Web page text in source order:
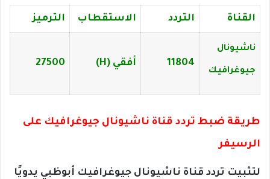
القناة التردد الاستقطاب الترميز
ناشيونال
جيوغرافيك
11804 أفقي (H) 27500
طريقة ضبط تردد قناة ناشيونال جيوغرافيك على
الرسيفر
لتثبيت تردد قناة ناشيونال جيوغرافيك أبوظبي يدويًا